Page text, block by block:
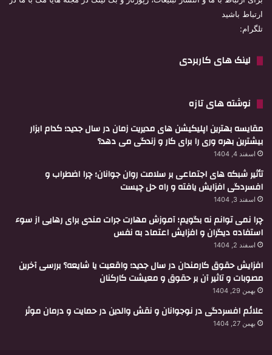
ارتباط باشید
تلگرام:
لینک های کاربردی
نوشته های تازه
مقایسه بهترین اپلیکیشن های مدیریت زمان در سال جدید؛ کدام ابزار
بیشترین بهره وری را برای کار و زندگی می دهد؟
اسفند 4, 1404
تأثیر شبکه های اجتماعی بر سلامت روان جوانان؛ چرا اضطراب و
افسردگی افزایش یافته و راه حل چیست
اسفند 3, 1404
چرا نمی توانم نه بگویم؛ آموزش مهارت جرات مندی برای رهایی از سوء
استفاده دیگران و افزایش اعتماد به نفس
اسفند 2, 1404
افزایش حقوق کارمندان در سال جدید؛ واقعیت یا شایعه؟ بررسی آخرین
مصوبات و تاثیر آن بر حقوق و معیشت کارکنان
بهمن 29, 1404
علائم افسردگی در نوجوانان و نقش والدین در حمایت و درمان موثر
بهمن 27, 1404